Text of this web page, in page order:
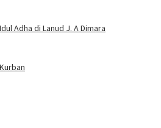
Adha di Lanud J. A Dimara